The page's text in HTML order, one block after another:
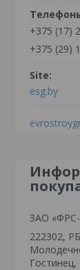
+375 (17)
+375 (29)
esg.by
ЗАО «ФРС-
222302,